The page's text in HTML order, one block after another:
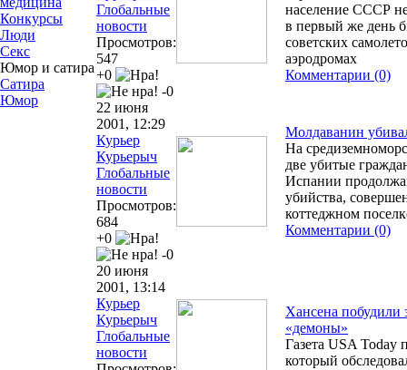
Конкурсы
Люди
Секс
Юмор и сатира
Сатира
Юмор
Глобальные
новости
Просмотров:
547
+0
-0
население СССР
в первый же день
советских
аэродромах
Комментарии (0)
22 июня
2001, 12:29
Курьер
Курьерыч
Глобальные
новости
Просмотров:
684
+0
-0
Молдаванин
На
две убитые
Испании
убийства,
коттеджном
Комментарии (0)
20 июня
2001, 13:14
Курьер
Курьерыч
Глобальные
новости
Хансена
«демоны»
Газета USA Today
который